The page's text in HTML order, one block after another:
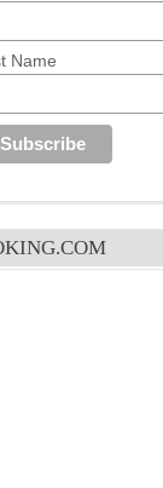
Name